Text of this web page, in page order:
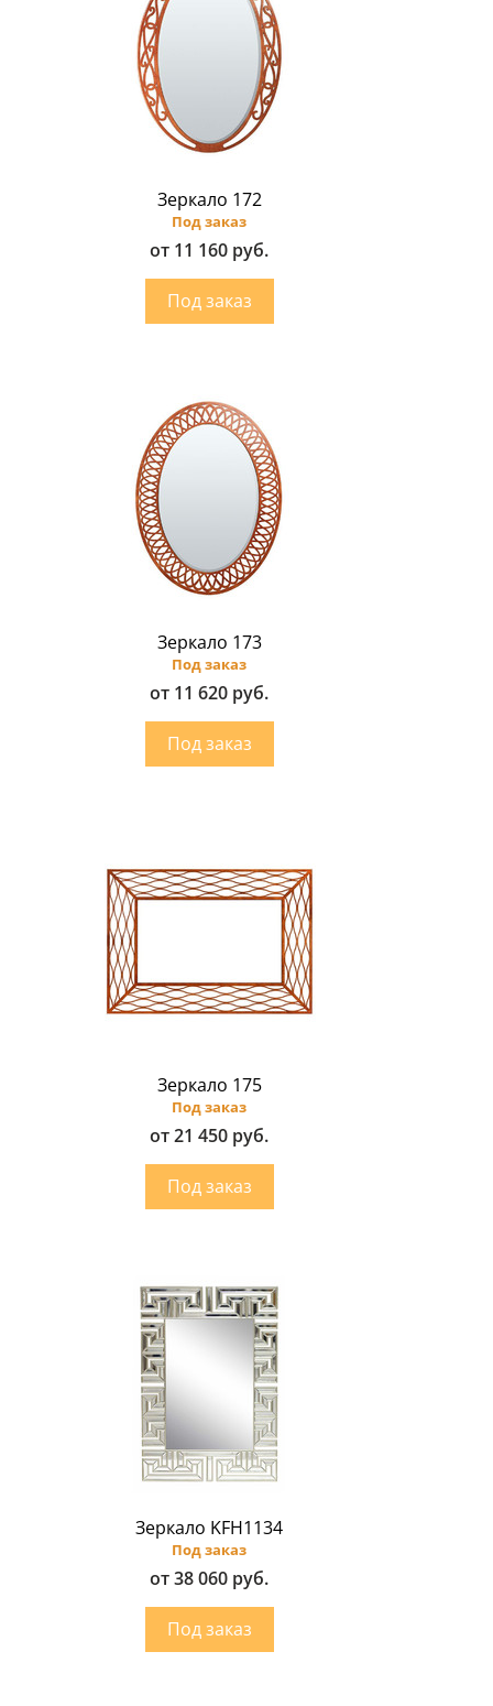
Зеркало 172
Под заказ
от 11 160 руб.
Зеркало 173
Под заказ
от 11 620 руб.
Зеркало 175
Под заказ
от 21 450 руб.
Зеркало KFH1134
Под заказ
от 38 060 руб.